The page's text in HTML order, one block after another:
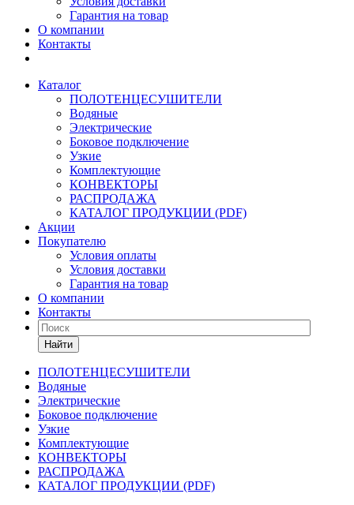
Гарантия на товар
О компании
Контакты
Каталог
ПОЛОТЕНЦЕСУШИТЕЛИ
Водяные
Электрические
Боковое подключение
Узкие
Комплектующие
КОНВЕКТОРЫ
РАСПРОДАЖА
КАТАЛОГ ПРОДУКЦИИ (PDF)
Акции
Покупателю
Условия оплаты
Условия доставки
Гарантия на товар
О компании
Контакты
Найти
ПОЛОТЕНЦЕСУШИТЕЛИ
Водяные
Электрические
Боковое подключение
Узкие
Комплектующие
КОНВЕКТОРЫ
РАСПРОДАЖА
КАТАЛОГ ПРОДУКЦИИ (PDF)